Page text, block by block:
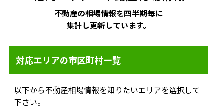
不動産の相場情報を四半期毎に
集計し更新しています。
対応エリアの市区町村一覧
以下から不動産相場情報を知りたいエリアを選択して
下さい。